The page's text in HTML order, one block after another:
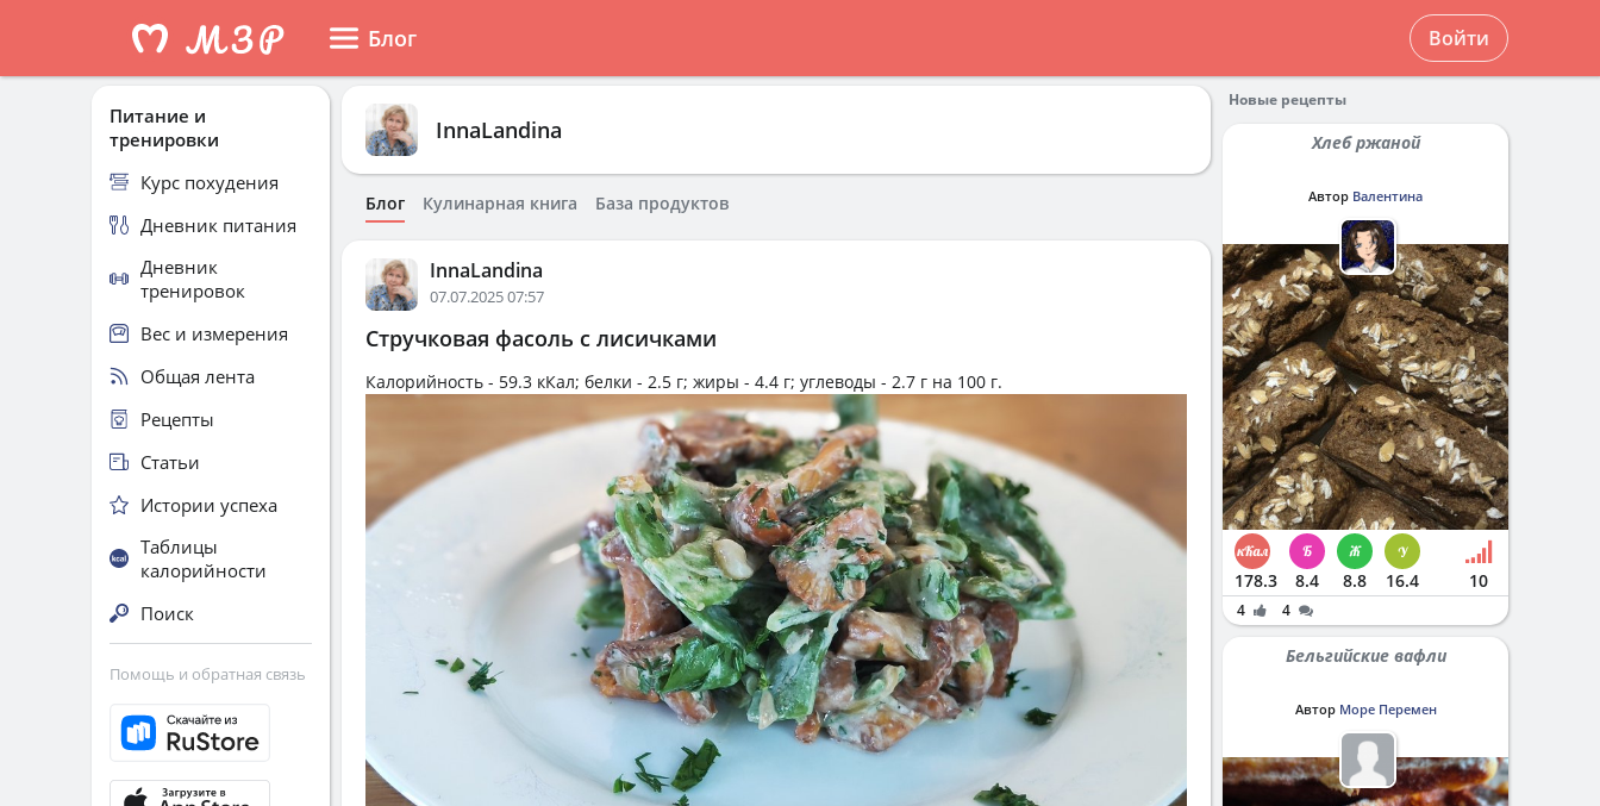
Блог Войти
InnaLandina
Блог Кулинарная книга База продуктов
InnaLandina
07.07.2025 07:57
Стручковая фасоль с лисичками
Калорийность - 59.3 кКал; белки - 2.5 г; жиры - 4.4 г; углеводы - 2.7 г на 100 г.
Питание и
тренировки
Курс похудения
Дневник питания
Дневник
тренировок
Вес и измерения
Общая лента
Рецепты
Статьи
Истории успеха
Таблицы
калорийности
Поиск
Помощь и обратная связь
Новые рецепты
Хлеб ржаной
Автор Валентина
178.3 8.4 8.8 16.4 10
4 4
Бельгийские вафли
Автор Море Перемен